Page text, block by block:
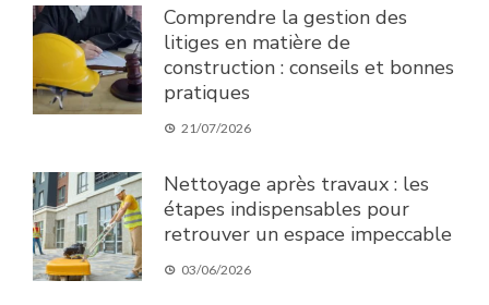
Comprendre la gestion des
litiges en matière de
construction : conseils et bonnes
pratiques
21/07/2026
Nettoyage après travaux : les
étapes indispensables pour
retrouver un espace impeccable
03/06/2026